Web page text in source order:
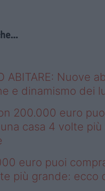
ABITARE: Nuove
e dinamismo dei
200.000 euro
casa 4 volte più
euro puoi
più grande: ecco